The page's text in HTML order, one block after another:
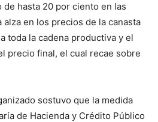
hasta 20 por ciento en las
en los precios de la canasta
toda la cadena productiva y el
precio final, el cual recae sobre
sostuvo que la medida
de Hacienda y Crédito Público